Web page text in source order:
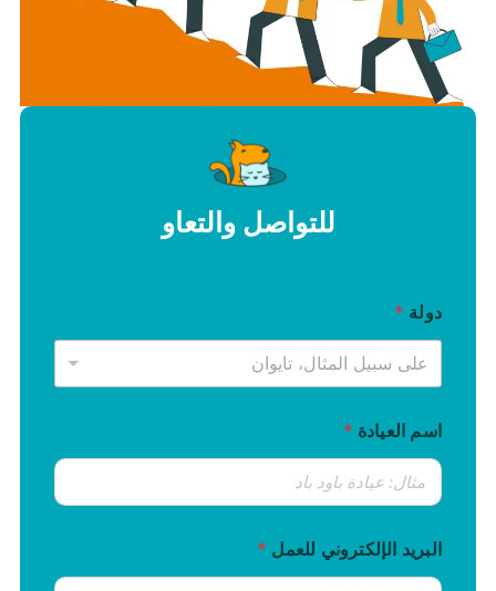
للتواصل والتعاو
دولة*
على سبيل المثال، تايوان
اسم العيادة*
البريد الإلكتروني للعمل*